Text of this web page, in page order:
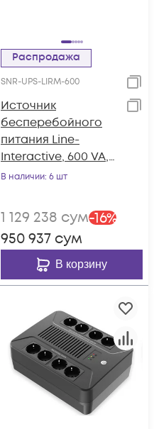
Распродажа
SNR-UPS-LIRM-600
Источник
бесперебойного
питания Line-
Interactive, 600 VA,
Rackmount LCD
В наличии: 6 шт
1 129 238 сум-16%
950 937 сум
В корзину